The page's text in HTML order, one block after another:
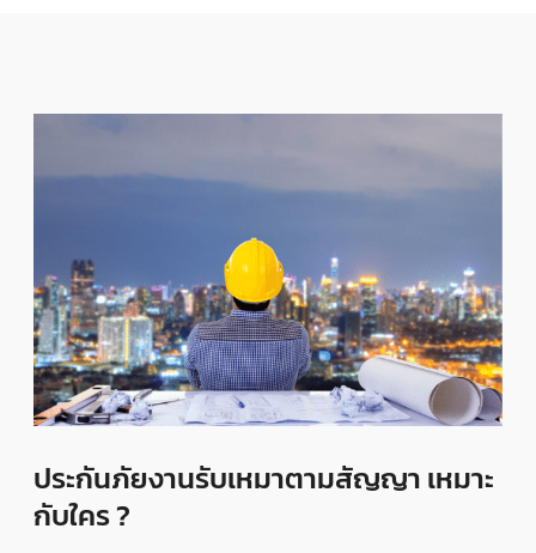
ประกันภัยงานรับเหมาตามสัญญา เหมาะ
กับใคร ?